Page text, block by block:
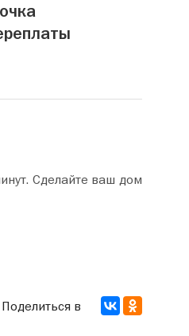
Поделиться в